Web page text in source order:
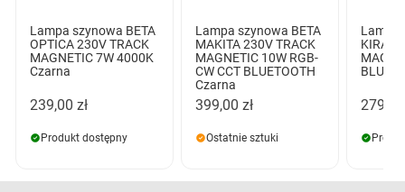
Lampa szynowa BETA
OPTICA 230V TRACK
MAGNETIC 7W 4000K
Czarna
239,00 zł
Produkt dostępny
Lampa szynowa BETA
MAKITA 230V TRACK
MAGNETIC 10W RGB-
CW CCT BLUETOOTH
Czarna
399,00 zł
Ostatnie sztuki
Lampa
KIRA
279,00